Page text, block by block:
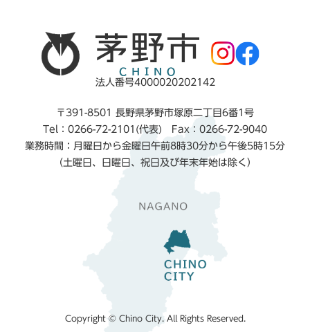
法人番号4000020202142
〒391-8501 長野県茅野市塚原二丁目6番1号
Tel：0266-72-2101(代表) Fax：0266-72-9040
業務時間：月曜日から金曜日午前8時30分から午後5時15分
（土曜日、日曜日、祝日及び年末年始は除く）
Copyright © Chino City. All Rights Reserved.